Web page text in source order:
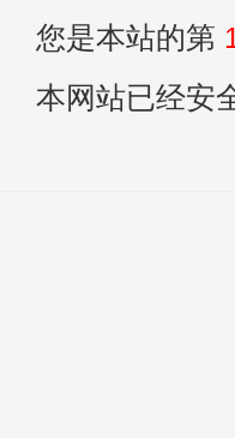
您是本站的第
本网站已经安